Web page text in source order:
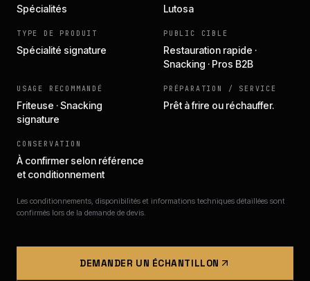
Spécialités Lutosa
TYPE DE PRODUIT
Spécialité signature
PUBLIC CIBLE
Restauration rapide ·
Snacking · Pros B2B
USAGE RECOMMANDÉ
Friteuse · Snacking
signature
PRÉPARATION / SERVICE
Prêt à frire ou réchauffer.
CONSERVATION
À confirmer selon référence
et conditionnement
Les conditionnements, disponibilités et informations techniques détaillées sont
confirmés lors de la demande de devis.
DEMANDER UN ÉCHANTILLON